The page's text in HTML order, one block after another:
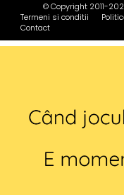
© Copyright 2011-
Termeni si conditii
Contact